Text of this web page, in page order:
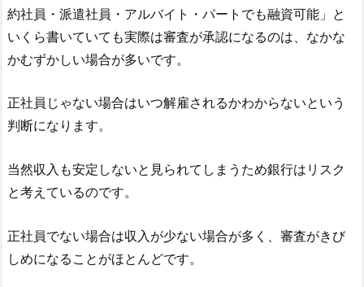
約社員・派遣社員・アルバイト・パートでも融資可能」と
いくら書いていても実際は審査が承認になるのは、なかな
かむずかしい場合が多いです。
正社員じゃない場合はいつ解雇されるかわからないという
判断になります。
当然収入も安定しないと見られてしまうため銀行はリスク
と考えているのです。
正社員でない場合は収入が少ない場合が多く、審査がきび
しめになることがほとんどです。